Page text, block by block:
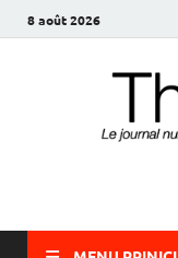
8 août 2026